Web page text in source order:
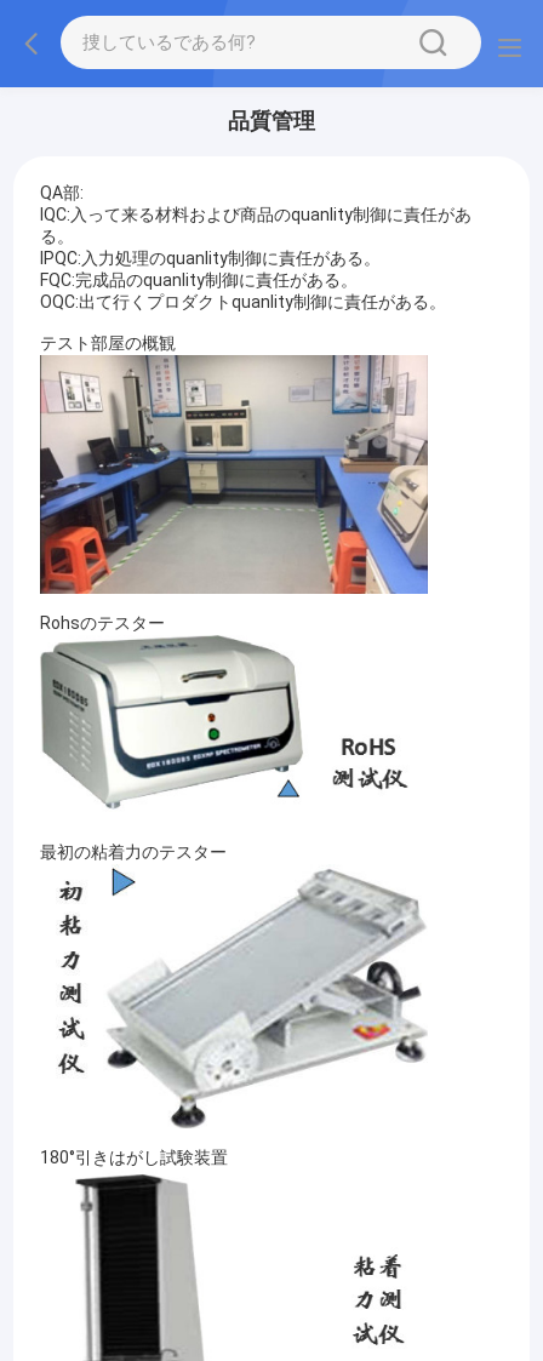
品質管理
QA部:
IQC:入って来る材料および商品のquanlity制御に責任があ
る。
IPQC:入力処理のquanlity制御に責任がある。
FQC:完成品のquanlity制御に責任がある。
OQC:出て行くプロダクトquanlity制御に責任がある。
テスト部屋の概観
Rohsのテスター
最初の粘着力のテスター
180°引きはがし試験装置